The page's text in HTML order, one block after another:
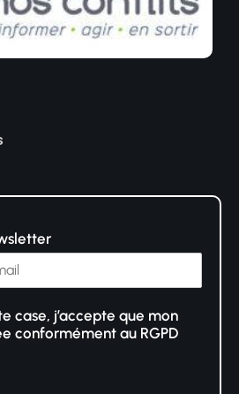
case, j’accepte que mon
conformément au RGPD